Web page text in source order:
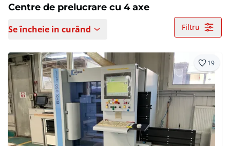
Centre de prelucrare cu 4 axe
Se încheie in curând Filtru
19